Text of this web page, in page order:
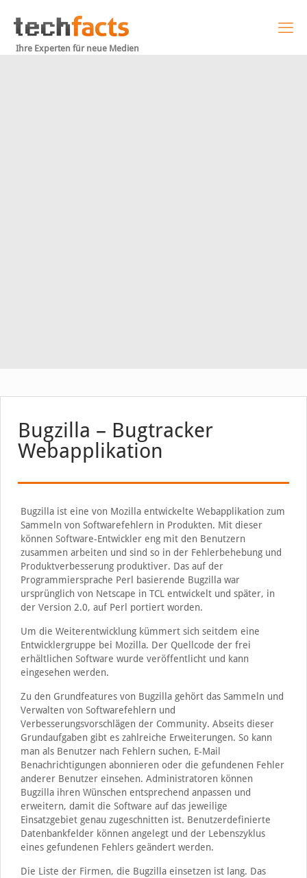
Ihre Experten für neue Medien
Bugzilla – Bugtracker
Webapplikation
Bugzilla ist eine von Mozilla entwickelte Webapplikation zum
Sammeln von Softwarefehlern in Produkten. Mit dieser
können Software-Entwickler eng mit den Benutzern
zusammen arbeiten und sind so in der Fehlerbehebung und
Produktverbesserung produktiver. Das auf der
Programmiersprache Perl basierende Bugzilla war
ursprünglich von Netscape in TCL entwickelt und später, in
der Version 2.0, auf Perl portiert worden.
Um die Weiterentwicklung kümmert sich seitdem eine
Entwicklergruppe bei Mozilla. Der Quellcode der frei
erhältlichen Software wurde veröffentlicht und kann
eingesehen werden.
Zu den Grundfeatures von Bugzilla gehört das Sammeln und
Verwalten von Softwarefehlern und
Verbesserungsvorschlägen der Community. Abseits dieser
Grundaufgaben gibt es zahlreiche Erweiterungen. So kann
man als Benutzer nach Fehlern suchen, E-Mail
Benachrichtigungen abonnieren oder die gefundenen Fehler
anderer Benutzer einsehen. Administratoren können
Bugzilla ihren Wünschen entsprechend anpassen und
erweitern, damit die Software auf das jeweilige
Einsatzgebiet genau zugeschnitten ist. Benutzerdefinierte
Datenbankfelder können angelegt und der Lebenszyklus
eines gefundenen Fehlers geändert werden.
Die Liste der Firmen, die Bugzilla einsetzen ist lang. Das